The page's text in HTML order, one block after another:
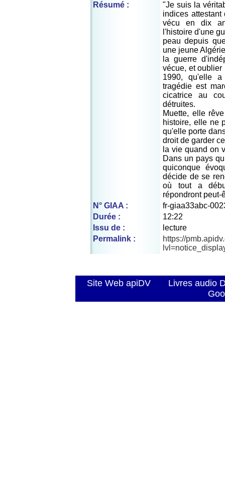
Résumé :
"Je suis la
indices
vécu en dix
l'histoire d'une
peau depuis
une jeune
la guerre
vécue, et
1990, qu'elle a
tragédie est
cicatrice au
détruites.
Muette, elle
histoire, elle ne
qu'elle porte
droit de garder
la vie quand on
Dans un pays
quiconque
décide de se
où tout a
répondront peut-
N° GIAA :
fr-giaa33abc-
Durée :
12:22
Issu de :
lecture
Permalink :
https://
Site Web apiDV
Livres audio